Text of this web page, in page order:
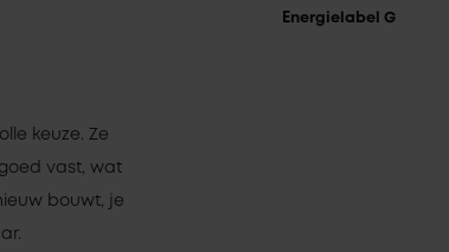
Energielabel G
keuze. Ze
vast, wat
bouwt, je